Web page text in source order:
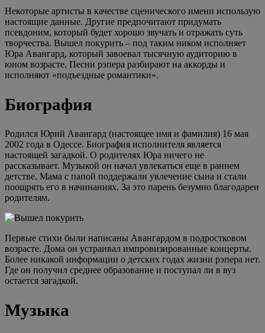
Некоторые артисты в качестве сценического имени использую
настоящие данные. Другие предпочитают придумать
псевдоним, который будет хорошо звучать и отражать суть
творчества. Вышел покурить – под таким ником исполняет
Юра Авангард, который завоевал тысячную аудиторию в
юном возрасте. Песни рэпера разбирают на аккорды и
исполняют «подъездные романтики».
Биография
Родился Юрий Авангард (настоящее имя и фамилия) 16 мая
2002 года в Одессе. Биография исполнителя является
настоящей загадкой. О родителях Юра ничего не
рассказывает. Музыкой он начал увлекаться еще в раннем
детстве. Мама с папой поддержали увлечение сына и стали
поощрять его в начинаниях. За это парень безумно благодарен
родителям.
Первые стихи были написаны Авангардом в подростковом
возрасте. Дома он устраивал импровизированные концерты.
Более никакой информации о детских годах жизни рэпера нет.
Где он получил среднее образование и поступал ли в вуз
остается загадкой.
Музыка